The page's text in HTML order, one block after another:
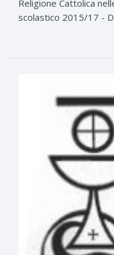
Religione Cattolica
scolastico 2015/17 -